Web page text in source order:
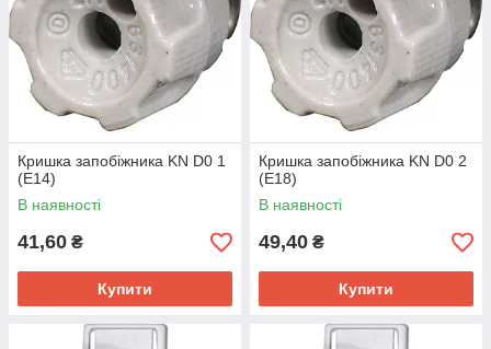
Кришка запобіжника KN D0 1
(E14)
В наявності
41,60 ₴
Купити
Кришка запобіжника KN D0 2
(E18)
В наявності
49,40 ₴
Купити